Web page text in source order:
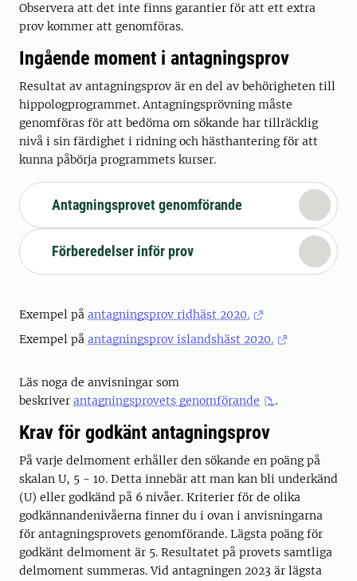
Observera att det inte finns garantier för att ett extra
prov kommer att genomföras.
Ingående moment i antagningsprov
Resultat av antagningsprov är en del av behörigheten till
hippologprogrammet. Antagningsprövning måste
genomföras för att bedöma om sökande har tillräcklig
nivå i sin färdighet i ridning och hästhantering för att
kunna påbörja programmets kurser.
Antagningsprovet genomförande
Förberedelser inför prov
Exempel på antagningsprov ridhäst 2020.
Exempel på antagningsprov islandshäst 2020.
Läs noga de anvisningar som
beskriver antagningsprovets genomförande .
Krav för godkänt antagningsprov
På varje delmoment erhåller den sökande en poäng på
skalan U, 5 - 10. Detta innebär att man kan bli underkänd
(U) eller godkänd på 6 nivåer. Kriterier för de olika
godkännandenivåerna finner du i ovan i anvisningarna
för antagningsprovets genomförande. Lägsta poäng för
godkänt delmoment är 5. Resultatet på provets samtliga
delmoment summeras. Vid antagningen 2023 är lägsta